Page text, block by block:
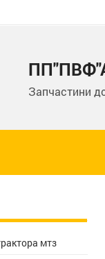
Запчастини
мтз